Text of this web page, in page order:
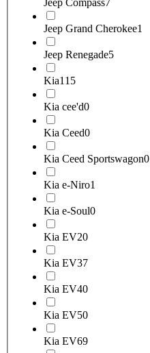
Jeep Grand Cherokee1
Jeep Renegade5
Kia115
Kia cee'd0
Kia Ceed0
Kia Ceed Sportswagon0
Kia e-Niro1
Kia e-Soul0
Kia EV20
Kia EV37
Kia EV40
Kia EV50
Kia EV69